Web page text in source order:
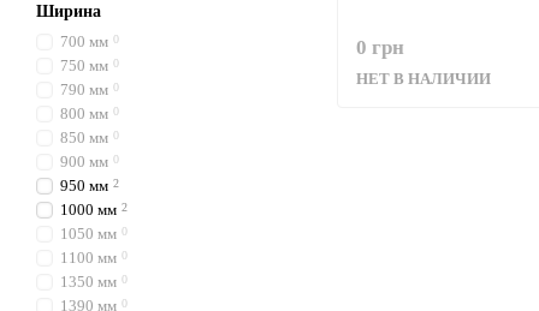
0 грн
НЕТ В НАЛИЧИИ
Ширина
700 мм 0
750 мм 0
790 мм 0
800 мм 0
850 мм 0
900 мм 0
950 мм 2
1000 мм 2
1050 мм 0
1100 мм 0
1350 мм 0
1390 мм 0